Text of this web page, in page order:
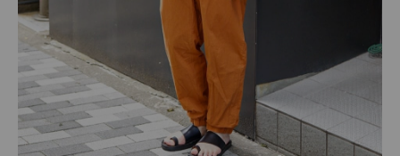
特定商取引法について
お問い合わせ
OFFICIAL WEB SITE
ACCOUNT MENU